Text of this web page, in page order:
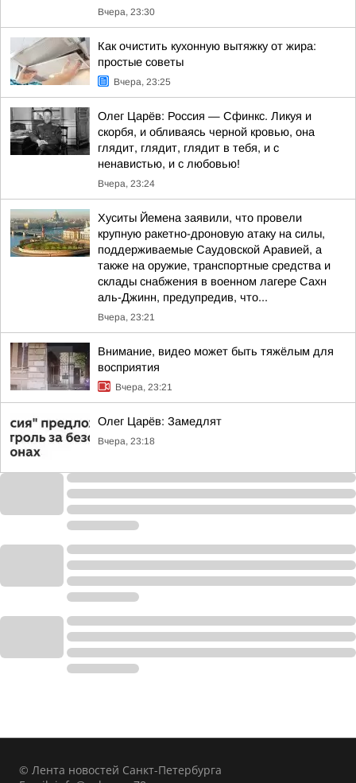
Вчера, 23:30
Как очистить кухонную вытяжку от жира:
простые советы
Вчера, 23:25
Олег Царёв: Россия — Сфинкс. Ликуя и
скорбя, и обливаясь черной кровью, она
глядит, глядит, глядит в тебя, и с
ненавистью, и с любовью!
Вчера, 23:24
Хуситы Йемена заявили, что провели
крупную ракетно-дроновую атаку на силы,
поддерживаемые Саудовской Аравией, а
также на оружие, транспортные средства и
склады снабжения в военном лагере Сахн
аль-Джинн, предупредив, что...
Вчера, 23:21
Внимание, видео может быть тяжёлым для
восприятия
Вчера, 23:21
Олег Царёв: Замедлят
Вчера, 23:18
© Лента новостей Санкт-Петербурга